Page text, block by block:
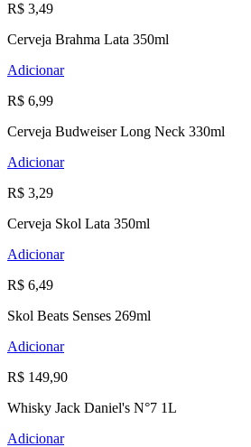
R$ 3,49
Cerveja Brahma Lata 350ml
Adicionar
R$ 6,99
Cerveja Budweiser Long Neck 330ml
Adicionar
R$ 3,29
Cerveja Skol Lata 350ml
Adicionar
R$ 6,49
Skol Beats Senses 269ml
Adicionar
R$ 149,90
Whisky Jack Daniel's N°7 1L
Adicionar